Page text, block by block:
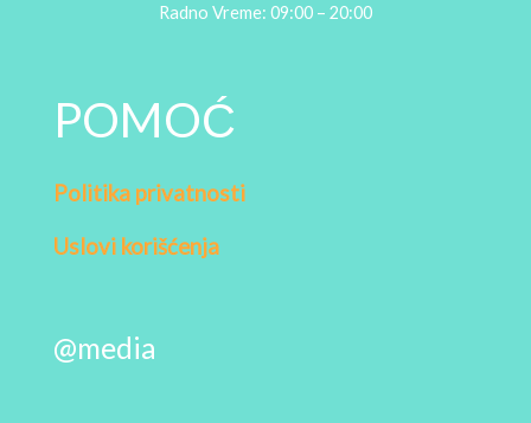
Radno Vreme: 09:00 – 20:00
POMOĆ
Politika privatnosti
Uslovi korišćenja
@media